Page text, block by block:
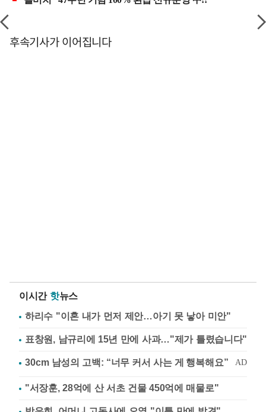
후속기사가 이어집니다
이시간 핫뉴스
하리수 "이혼 내가 먼저 제안…아기 못 낳아 미안"
표창원, 남규리에 15년 만에 사과…"제가 틀렸습니다"
"서장훈, 28억에 산 서초 건물 450억에 매물로"